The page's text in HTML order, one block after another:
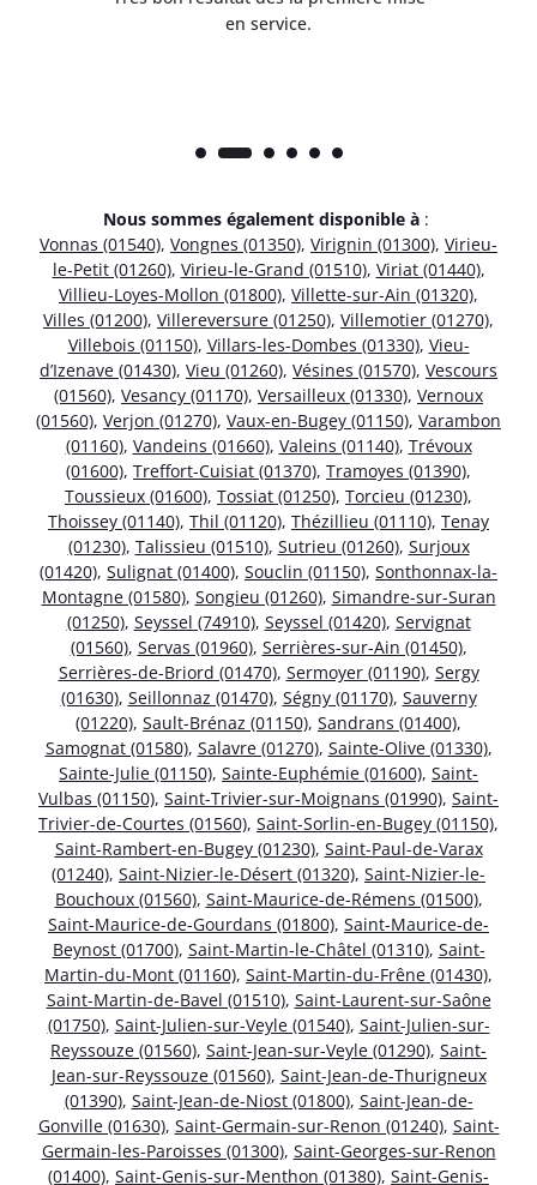
en service.
Nous sommes également disponible à :
Vonnas (01540), Vongnes (01350), Virignin (01300), Virieu-
le-Petit (01260), Virieu-le-Grand (01510), Viriat (01440),
Villieu-Loyes-Mollon (01800), Villette-sur-Ain (01320),
Villes (01200), Villereversure (01250), Villemotier (01270),
Villebois (01150), Villars-les-Dombes (01330), Vieu-
d’Izenave (01430), Vieu (01260), Vésines (01570), Vescours
(01560), Vesancy (01170), Versailleux (01330), Vernoux
(01560), Verjon (01270), Vaux-en-Bugey (01150), Varambon
(01160), Vandeins (01660), Valeins (01140), Trévoux
(01600), Treffort-Cuisiat (01370), Tramoyes (01390),
Toussieux (01600), Tossiat (01250), Torcieu (01230),
Thoissey (01140), Thil (01120), Thézillieu (01110), Tenay
(01230), Talissieu (01510), Sutrieu (01260), Surjoux
(01420), Sulignat (01400), Souclin (01150), Sonthonnax-la-
Montagne (01580), Songieu (01260), Simandre-sur-Suran
(01250), Seyssel (74910), Seyssel (01420), Servignat
(01560), Servas (01960), Serrières-sur-Ain (01450),
Serrières-de-Briord (01470), Sermoyer (01190), Sergy
(01630), Seillonnaz (01470), Ségny (01170), Sauverny
(01220), Sault-Brénaz (01150), Sandrans (01400),
Samognat (01580), Salavre (01270), Sainte-Olive (01330),
Sainte-Julie (01150), Sainte-Euphémie (01600), Saint-
Vulbas (01150), Saint-Trivier-sur-Moignans (01990), Saint-
Trivier-de-Courtes (01560), Saint-Sorlin-en-Bugey (01150),
Saint-Rambert-en-Bugey (01230), Saint-Paul-de-Varax
(01240), Saint-Nizier-le-Désert (01320), Saint-Nizier-le-
Bouchoux (01560), Saint-Maurice-de-Rémens (01500),
Saint-Maurice-de-Gourdans (01800), Saint-Maurice-de-
Beynost (01700), Saint-Martin-le-Châtel (01310), Saint-
Martin-du-Mont (01160), Saint-Martin-du-Frêne (01430),
Saint-Martin-de-Bavel (01510), Saint-Laurent-sur-Saône
(01750), Saint-Julien-sur-Veyle (01540), Saint-Julien-sur-
Reyssouze (01560), Saint-Jean-sur-Veyle (01290), Saint-
Jean-sur-Reyssouze (01560), Saint-Jean-de-Thurigneux
(01390), Saint-Jean-de-Niost (01800), Saint-Jean-de-
Gonville (01630), Saint-Germain-sur-Renon (01240), Saint-
Germain-les-Paroisses (01300), Saint-Georges-sur-Renon
(01400), Saint-Genis-sur-Menthon (01380), Saint-Genis-